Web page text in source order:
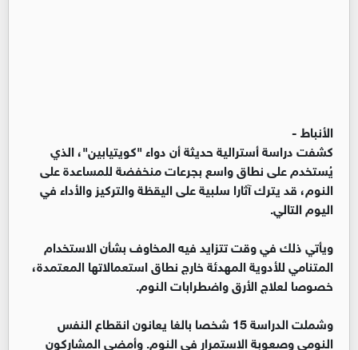
الأنباط -
كشفت دراسة أسترالية حديثة أن دواء "كويتيابين"، الذي
يُستخدم على نطاق واسع بجرعات منخفضة للمساعدة على
النوم، قد يترك آثارا سلبية على اليقظة والتركيز والأداء في
اليوم التالي.
ويأتي ذلك في وقت تتزايد فيه المخاوف بشأن الاستخدام
المتنامي للأدوية المهدئة خارج نطاق استعمالاتها المعتمدة،
خصوصا لعلاج الأرق واضطرابات النوم.
وشملت الدراسة 15 شخصا بالغا يعانون انقطاع النفس
النومي وصعوبة الاستمرار في النوم. وأمضى المشاركون